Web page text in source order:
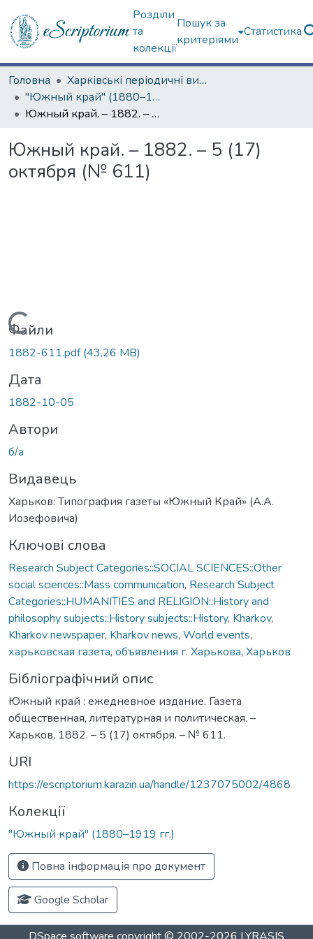
Розділи
та
колекції
Пошук за
критеріями
Статистика
Головна
Харківські періодичні видання
"Южный край" (1880–1919 гг.)
Южный край. – 1882. – 5 (17) октября (№ 611)
Южный край. – 1882. – 5 (17)
октября (№ 611)
Вантажиться...
Файли
1882-611.pdf(43,26 MB)
Дата
1882-10-05
Автори
б/а
Видавець
Харьков: Типография газеты «Южный Край» (А.А.
Иозефовича)
Ключові слова
Research Subject Categories::SOCIAL SCIENCES::Other
social sciences::Mass communication, Research Subject
Categories::HUMANITIES and RELIGION::History and
philosophy subjects::History subjects::History, Kharkov,
Kharkov newspaper, Kharkov news, World events,
харьковская газета, объявления г. Харькова, Харьков
Бібліографічний опис
Южный край : ежедневное издание. Газета
общественная, литературная и политическая. –
Харьков, 1882. – 5 (17) октября. – № 611.
URI
https://escriptorium.karazin.ua/handle/1237075002/4868
Колекції
"Южный край" (1880–1919 гг.)
Повна інформація про документ
Google Scholar